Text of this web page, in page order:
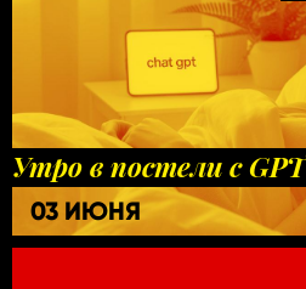
Утро в постели с GPT
03 ИЮНЯ